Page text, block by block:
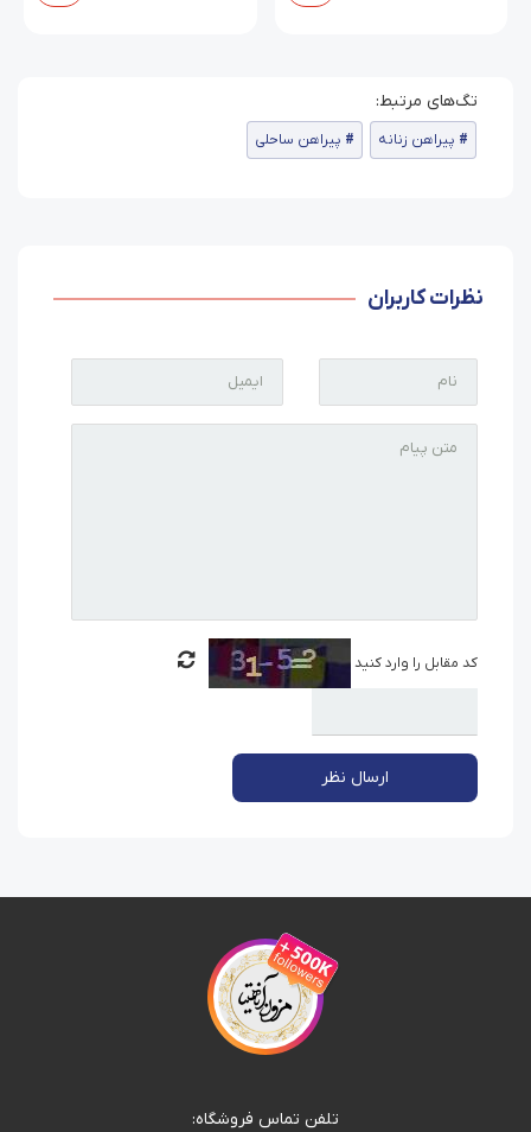
پیراهن زنانه پیراهن ساحلی
نظرات کاربران
کد مقابل را وارد کنید
ارسال نظر
تلفن تماس فروشگاه: